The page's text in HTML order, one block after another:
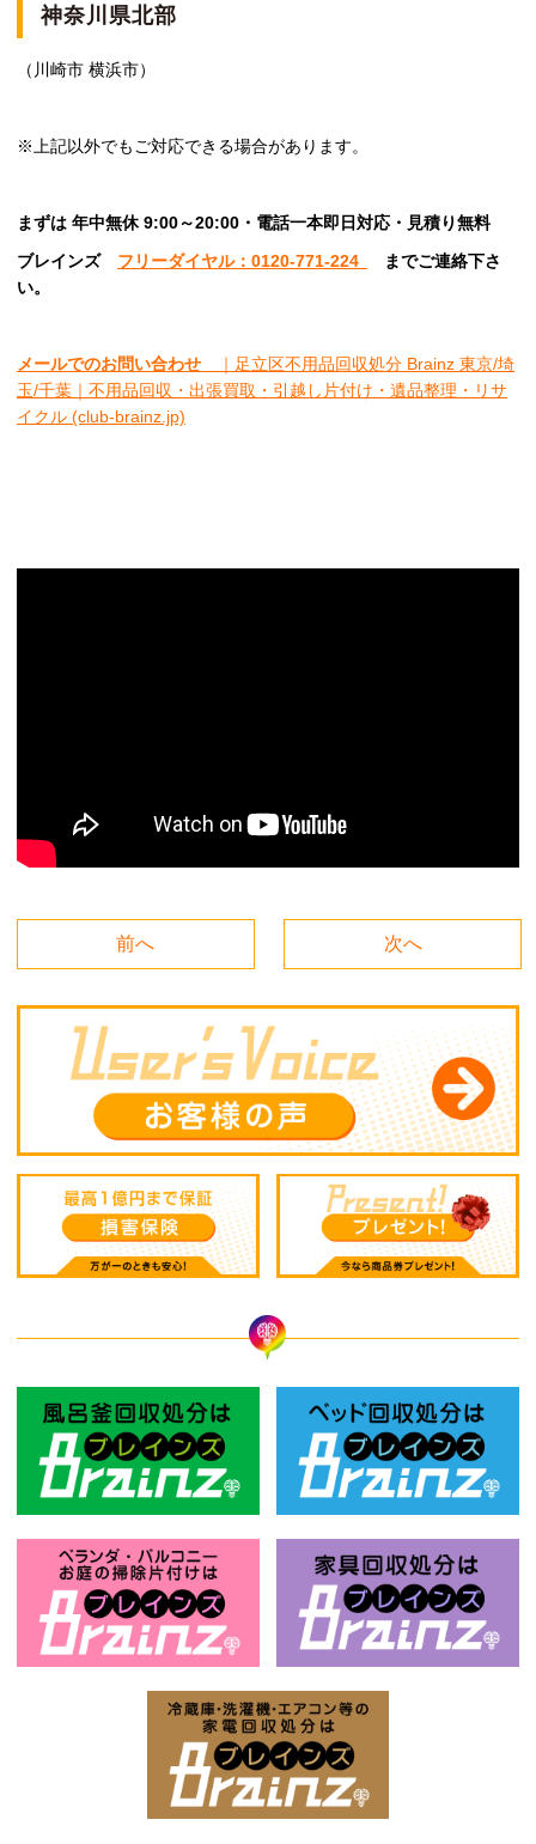
神奈川県北部
（川崎市 横浜市）
※上記以外でもご対応できる場合があります。
まずは 年中無休 9:00～20:00・電話一本即日対応・見積り無料
ブレインズ フリーダイヤル：0120-771-224 までご連絡下さ
い。
メールでのお問い合わせ
｜足立区不用品回収処分 Brainz 東京/埼
玉/千葉｜不用品回収・出張買取・引越し片付け・遺品整理・リサ
イクル (club-brainz.jp)
前へ 次へ